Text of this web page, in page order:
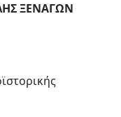
ΞΕΝΑΓΩΝ